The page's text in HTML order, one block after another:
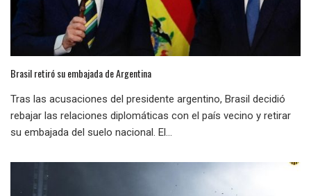
Brasil retiró su embajada de Argentina
Tras las acusaciones del presidente argentino, Brasil decidió
rebajar las relaciones diplomáticas con el país vecino y retirar
su embajada del suelo nacional. El...